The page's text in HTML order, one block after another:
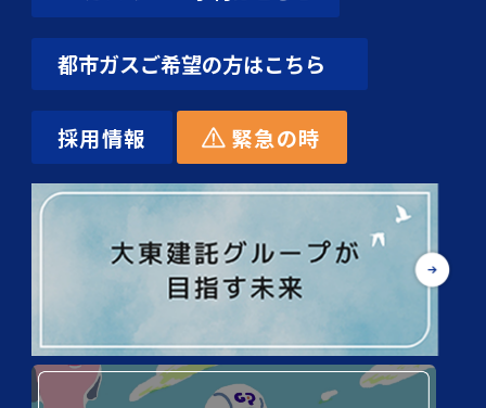
都市ガスご希望の方はこちら
採用情報 緊急の時